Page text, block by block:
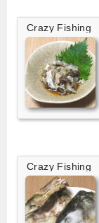
Crazy Fishing
Crazy Fishing